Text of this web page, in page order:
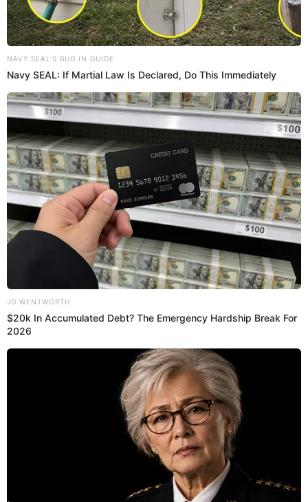
Juan Carlos Oblitas sobre el caso
Byron Castillo: “Podría ser que Chile
nos termine favoreciendo”
En una entrevista de unas semanas atrás, antes del
repechaje con Australia, Juan Carlos Oblitas concedió una
entrevista con La Tercera de Chile y dejó una frase
interesante en torno a cómo ve el caso Byron Castillo y si
cree que Perú le puede sacar provecho para el pasaje
directo al Mundial Qatar 2022.